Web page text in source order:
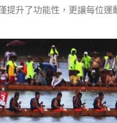
提升了功能性，更讓每位